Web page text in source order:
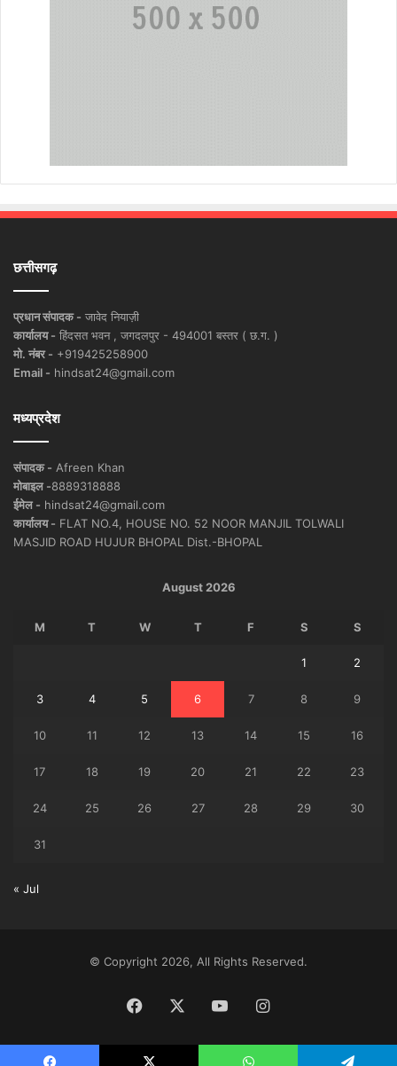
छत्तीसगढ़
प्रधान संपादक - जावेद नियाज़ी
कार्यालय - हिंदसत भवन , जगदलपुर - 494001 बस्तर ( छ.ग. )
मो. नंबर - +919425258900
Email - hindsat24@gmail.com
मध्यप्रदेश
संपादक - Afreen Khan
मोबाइल -8889318888
ईमेल - hindsat24@gmail.com
कार्यालय - FLAT NO.4, HOUSE NO. 52 NOOR MANJIL TOLWALI
MASJID ROAD HUJUR BHOPAL Dist.-BHOPAL
August 2026
M T W T F S S
1 2
3 4 5 6 7 8 9
10 11 12 13 14 15 16
17 18 19 20 21 22 23
24 25 26 27 28 29 30
31
« Jul
© Copyright 2026, All Rights Reserved.
Facebook YouTubeInstagram